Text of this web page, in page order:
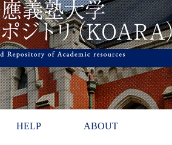
HELP ABOUT